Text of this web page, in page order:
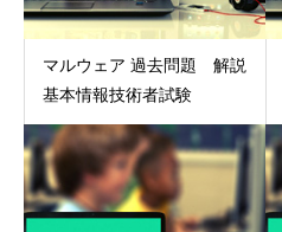
マルウェア 過去問題 解説
基本情報技術者試験